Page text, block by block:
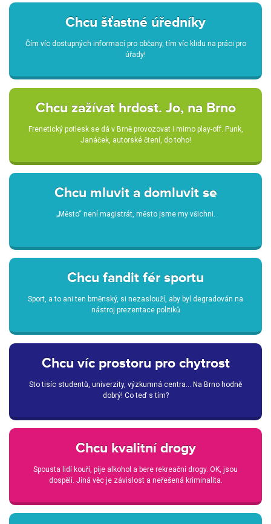
Chcu šťastné úředníky
Čím víc dostupných informací pro občany, tím víc klidu na práci pro
úřady!
Chcu zažívat hrdost. Jo, na Brno
Frenetický potlesk se dá v Brně provozovat i mimo play-off. Punk,
Janáček, autorské čtení, do toho!
Chcu mluvit a domluvit se
„Město“ není magistrát, město jsme my všichni.
Chcu fandit fér sportu
Sport, a to ani ten brněnský, si nezaslouží, aby byl degradován na
nástroj prezentace politiků
Chcu víc prostoru pro chytrost
Sto tisíc studentů, univerzity, výzkumná centra… Na Brno hodně
dobrý! Co teď s tím?
Chcu kvalitní drogy
Spousta lidí kouří, pije alkohol a bere rekreační drogy. OK, jsou
dospělí. Jiná věc je závislost a neřešená kriminalita.